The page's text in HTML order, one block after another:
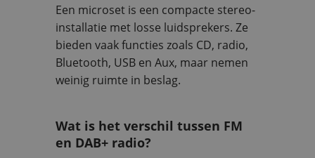
Een microset is een compacte stereo-
installatie met losse luidsprekers. Ze
bieden vaak functies zoals CD, radio,
Bluetooth, USB en Aux, maar nemen
weinig ruimte in beslag.
Wat is het verschil tussen FM
en DAB+ radio?